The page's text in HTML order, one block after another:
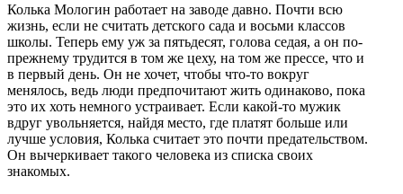
Колька Мологин работает на заводе давно. Почти всю
жизнь, если не считать детского сада и восьми классов
школы. Теперь ему уж за пятьдесят, голова седая, а он по-
прежнему трудится в том же цеху, на том же прессе, что и
в первый день. Он не хочет, чтобы что-то вокруг
менялось, ведь люди предпочитают жить одинаково, пока
это их хоть немного устраивает. Если какой-то мужик
вдруг увольняется, найдя место, где платят больше или
лучше условия, Колька считает это почти предательством.
Он вычеркивает такого человека из списка своих
знакомых.